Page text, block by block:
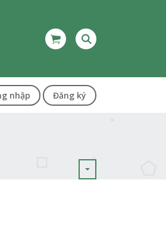
nhập Đăng ký